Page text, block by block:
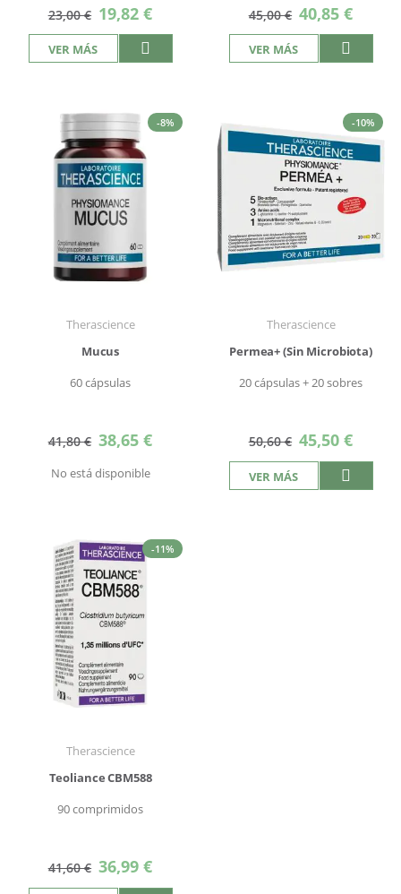
23,00 € Precio
especial
19,82 €
VER MÁS
45,00 € Precio
especial
40,85 €
VER MÁS
-8%
Therascience
Mucus
60 cápsulas
41,80 € Precio
especial
38,65 €
No está disponible
-10%
Therascience
Permea+ (Sin Microbiota)
20 cápsulas + 20 sobres
50,60 € Precio
especial
45,50 €
VER MÁS
-11%
Therascience
Teoliance CBM588
90 comprimidos
41,60 € Precio
especial
36,99 €